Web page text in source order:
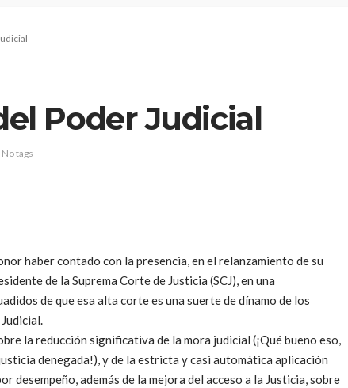
Poder Judicial
No tags
haber contado con la presencia, en el relanzamiento de su
de la Suprema Corte de Justicia (SCJ), en una
de que esa alta corte es una suerte de dínamo de los
la reducción significativa de la mora judicial (¡Qué bueno eso,
denegada!), y de la estricta y casi automática aplicación
desempeño, además de la mejora del acceso a la Justicia, sobre